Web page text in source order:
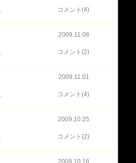
コメント(4)
2009.11.08
コメント(2)
2009.11.01
コメント(4)
2009.10.25
コメント(2)
2009.10.18